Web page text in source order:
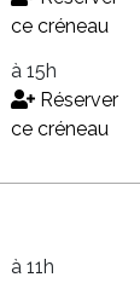
ce créneau
à 15h
Réserver
ce créneau
à 11h